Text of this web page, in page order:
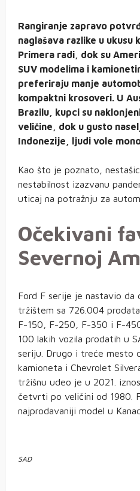
Rangiranje zapravo
naglašava razlike u ukusu
Primera radi, dok su
SUV modelima i
preferiraju manje
kompaktni krosoveri. U
Brazilu, kupci su
veličine, dok u gusto
Indonezije, ljudi vole
Kao što je poznato,
nestabilnost izazvanu
uticaj na potražnju za
Očekivani
Severnoj
Ford F serije je nastavio da
tržištem sa 726.004
F-150, F-250, F-350 i F-
100 lakih vozila prodatih u
seriju. Drugo i treće mesto
kamioneta i Chevrolet
tržišnu udeo je u 2021.
četvrti po veličini od 1980.
najprodavaniji model u
SAD